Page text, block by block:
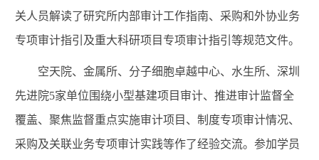
关人员解读了研究所内部审计工作指南、采购和外协业务
专项审计指引及重大科研项目专项审计指引等规范文件。
空天院、金属所、分子细胞卓越中心、水生所、深圳
先进院5家单位围绕小型基建项目审计、推进审计监督全
覆盖、聚焦监督重点实施审计项目、制度专项审计情况、
采购及关联业务专项审计实践等作了经验交流。参加学员